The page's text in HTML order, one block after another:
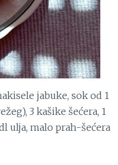
jabuke, sok od 1
3 kašike šećera, 1
ulja, malo prah-šećera